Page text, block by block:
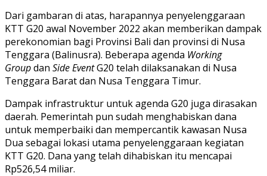
Dari gambaran di atas, harapannya penyelenggaraan
KTT G20 awal November 2022 akan memberikan dampak
perekonomian bagi Provinsi Bali dan provinsi di Nusa
Tenggara (Balinusra). Beberapa agenda Working
Groupdan Side EventG20 telah dilaksanakan di Nusa
Tenggara Barat dan Nusa Tenggara Timur.
Dampak infrastruktur untuk agenda G20 juga dirasakan
daerah. Pemerintah pun sudah menghabiskan dana
untuk memperbaiki dan mempercantik kawasan Nusa
Dua sebagai lokasi utama penyelenggaraan kegiatan
KTT G20. Dana yang telah dihabiskan itu mencapai
Rp526,54 miliar.